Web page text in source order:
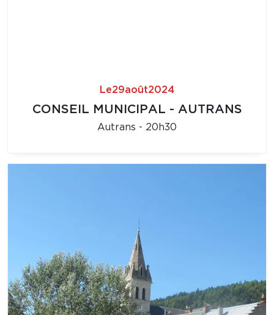
Le29août2024
CONSEIL MUNICIPAL - AUTRANS
Autrans - 20h30